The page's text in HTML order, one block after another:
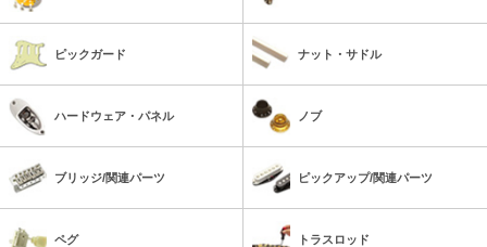
ピックガード ナット・サドル
ハードウェア・パネル ノブ
ブリッジ/関連パーツ ピックアップ/関連パーツ
ペグ トラスロッド